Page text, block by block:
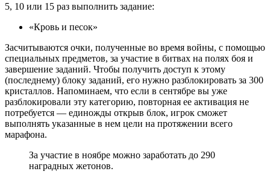
5, 10 или 15 раз выполнить задание:
«Кровь и песок»
Засчитываются очки, полученные во время войны, с помощью
специальных предметов, за участие в битвах на полях боя и
завершение заданий. Чтобы получить доступ к этому
(последнему) блоку заданий, его нужно разблокировать за 300
кристаллов. Напоминаем, что если в сентябре вы уже
разблокировали эту категорию, повторная ее активация не
потребуется — единожды открыв блок, игрок сможет
выполнять указанные в нем цели на протяжении всего
марафона.
За участие в ноябре можно заработать до 290
наградных жетонов.